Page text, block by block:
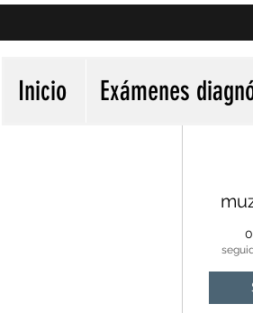
Inicio Exámenes
0
Más